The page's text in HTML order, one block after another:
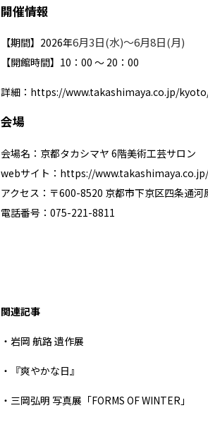
開催情報
【期間】2026年6月3日(水)～6月8日(月)
【開館時間】10：00 ～ 20：00
詳細： https://www.takashimaya.co.jp/
会場
会場名：京都タカシマヤ 6階美術工芸サロン
webサイト： https://
アクセス：〒600-8520 京都市下京区四条通河
電話番号：075-221-8811
関連記事
・岩岡 航路 遺作展
・『爽やかな日』
・三岡弘明 写真展「FORMS OF WINTER」